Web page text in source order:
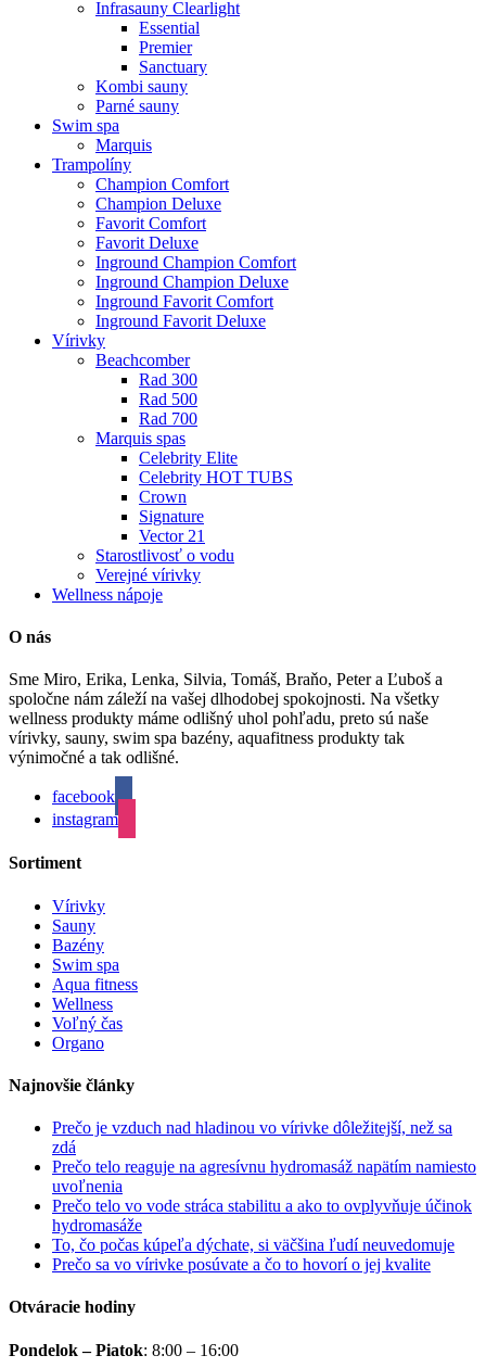
Infrasauny Clearlight
Essential
Premier
Sanctuary
Kombi sauny
Parné sauny
Swim spa
Marquis
Trampolíny
Champion Comfort
Champion Deluxe
Favorit Comfort
Favorit Deluxe
Inground Champion Comfort
Inground Champion Deluxe
Inground Favorit Comfort
Inground Favorit Deluxe
Vírivky
Beachcomber
Rad 300
Rad 500
Rad 700
Marquis spas
Celebrity Elite
Celebrity HOT TUBS
Crown
Signature
Vector 21
Starostlivosť o vodu
Verejné vírivky
Wellness nápoje
O nás
Sme Miro, Erika, Lenka, Silvia, Tomáš, Braňo, Peter a Ľuboš a
spoločne nám záleží na vašej dlhodobej spokojnosti. Na všetky
wellness produkty máme odlišný uhol pohľadu, preto sú naše
vírivky, sauny, swim spa bazény, aquafitness produkty tak
výnimočné a tak odlišné.
facebook
instagram
Sortiment
Vírivky
Sauny
Bazény
Swim spa
Aqua fitness
Wellness
Voľný čas
Organo
Najnovšie články
Prečo je vzduch nad hladinou vo vírivke dôležitejší, než sa
zdá
Prečo telo reaguje na agresívnu hydromasáž napätím namiesto
uvoľnenia
Prečo telo vo vode stráca stabilitu a ako to ovplyvňuje účinok
hydromasáže
To, čo počas kúpeľa dýchate, si väčšina ľudí neuvedomuje
Prečo sa vo vírivke posúvate a čo to hovorí o jej kvalite
Otváracie hodiny
Pondelok – Piatok: 8:00 – 16:00